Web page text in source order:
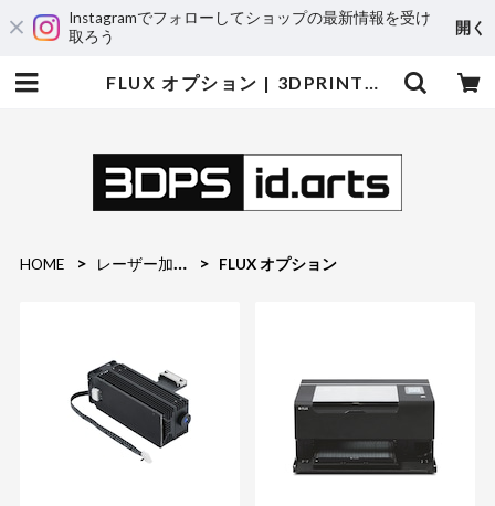
Instagramでフォローしてショップの最新情報を受け
取ろう
開く
FLUX オプション | 3DPRINTER SHOP id.arts
HOME レーザー加工機 FLUX オプション